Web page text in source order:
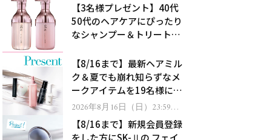
【3名様プレゼント】40代
50代のヘアケアにぴったり
なシャンプー＆トリートメ
処！
【8/16まで】最新ヘアミル
ク＆夏でも崩れ知らずなメ
ークアイテムを19名様にプ
レゼント！
2026年8月16日（日）23:59ま
で【8/16まで】新規会員登録
をした方にSK-Ⅱの フェイ